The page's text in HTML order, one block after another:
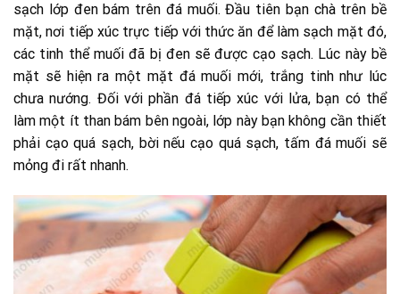
sạch lớp đen bám trên đá muối. Đầu tiên bạn chà trên bề
mặt, nơi tiếp xúc trực tiếp với thức ăn để làm sạch mặt đó,
các tinh thể muối đã bị đen sẽ được cạo sạch. Lúc này bề
mặt sẽ hiện ra một mặt đá muối mới, trắng tinh như lúc
chưa nướng. Đối với phần đá tiếp xúc với lửa, bạn có thể
làm một ít than bám bên ngoài, lớp này bạn không cần thiết
phải cạo quá sạch, bời nếu cạo quá sạch, tấm đá muối sẽ
mỏng đi rất nhanh.